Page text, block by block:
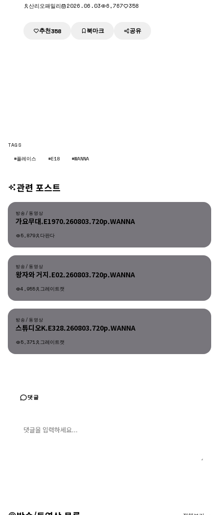
산리오패밀리 2026.06.03 6,767 358
추천358 북마크 공유
TAGS
#플레이스
#E18 #WANNA
관련 포스트
방송/동영상
방송/동영상
가요무대.E1970.260803.720p.WANNA
5,879 다판다
방송/동영상
방송/동영상
왕자와 거지.E02.260803.720p.WANNA
4,955 그레이트캣
방송/동영상
방송/동영상
스튜디오K.E328.260803.720p.WANNA
5,371 그레이트캣
댓글